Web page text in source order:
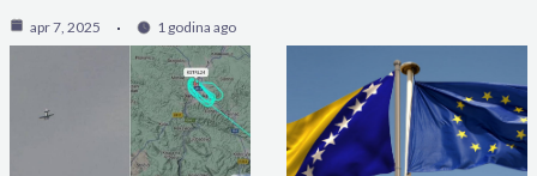
apr 7, 2025 1 godina ago